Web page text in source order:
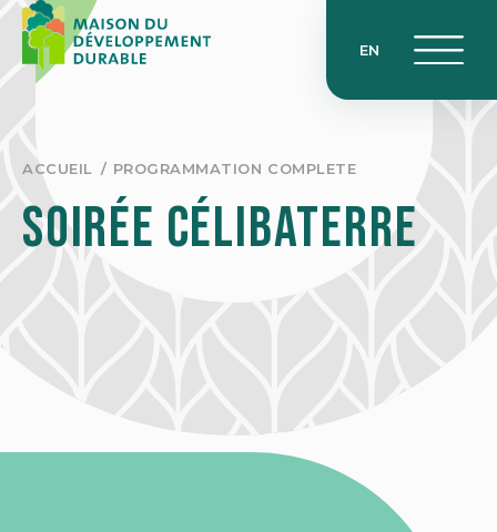
Skip
content
EN
ACCUEIL PROGRAMMATION COMPLETE
Soirée Célibaterre